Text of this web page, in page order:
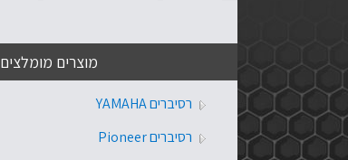
מוצרים מומלצים
רסיברים YAMAHA
רסיברים Pioneer